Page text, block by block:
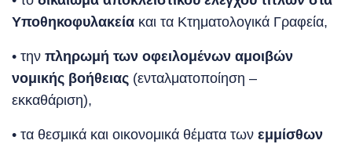
Υποθηκοφυλακεία και τα Κτηματολογικά Γραφεία,
• την πληρωμή των οφειλομένων αμοιβών
νομικής βοήθειας (ενταλματοποίηση –
εκκαθάριση),
• τα θεσμικά και οικονομικά θέματα των εμμίσθων